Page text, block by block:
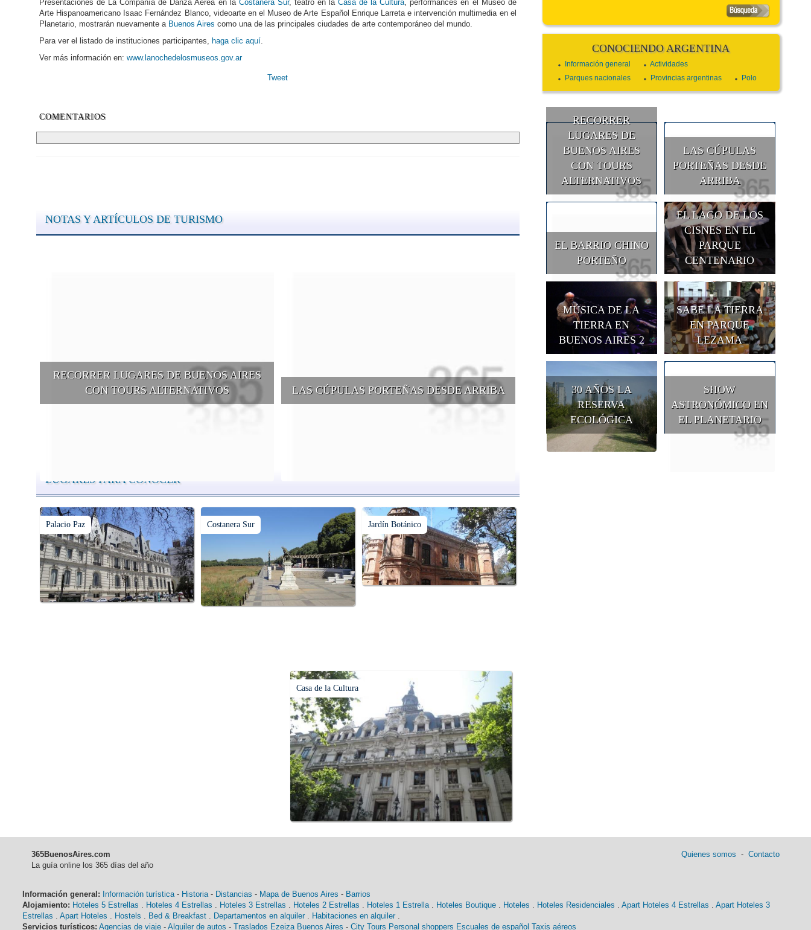
Presentaciones de La Compañía de Danza Aérea en la Costanera Sur, teatro en laCasa de la Cultura , performances en el Museo de
Arte Hispanoamericano Isaac Fernández Blanco, videoarte en el Museo de Arte Español Enrique Larreta e intervención multimedia en el
Planetario, mostrarán nuevamente a Buenos Aires como una de las principales ciudades de arte contemporáneo del mundo.
Para ver el listado de instituciones participantes,
haga clic aquí
Ver más información en: www.lanochedelosmuseos.gov.ar
Tweet
COMENTARIOS
NOTAS Y ARTÍCULOS DE TURISMO
RECORRER LUGARES DE BUENOS AIRES
CON TOURS ALTERNATIVOS
LAS CÚPULAS PORTEÑAS DESDE ARRIBA
LUGARES PARA CONOCER
Palacio Paz Costanera Sur Jardín Botánico
Casa de la Cultura
CONOCIENDO ARGENTINA
Información general
Actividades
Parques nacionales
Provincias argentinas Polo
RECORRER
LUGARES DE
BUENOS AIRES
CON TOURS
ALTERNATIVOS
LAS CÚPULAS
PORTEÑAS DESDE
ARRIBA
EL BARRIO CHINO
PORTEÑO
EL LAGO DE LOS
CISNES EN EL
PARQUE
CENTENARIO
MÚSICA DE LA
TIERRA EN
BUENOS AIRES 2
SABE LA TIERRA
EN PARQUE
LEZAMA
30 AÑOS LA
RESERVA
ECOLÓGICA
SHOW
ASTRONÓMICO EN
EL PLANETARIO
365BuenosAires.com
La guía online los 365 días del año
Quienes somos - Contacto
Información general: Información turística - Historia - Distancias - Mapa de Buenos Aires - Barrios
Alojamiento: Hoteles 5 Estrellas Hoteles 4 Estrellas Hoteles 3 Estrellas Hoteles 2 Estrellas Hoteles 1 Estrella Hoteles Boutique Hoteles Hoteles Residenciales Apart Hoteles 4 Estrellas
Apart Hoteles 3
Estrellas
Apart Hoteles Hostels Bed & Breakfast Departamentos en alquiler Habitaciones en alquiler
Servicios turísticos: Agencias de viaje - Alquiler de autos - Traslados Ezeiza Buenos Aires - City Tours Personal shoppers Escuales de español Taxis aéreos